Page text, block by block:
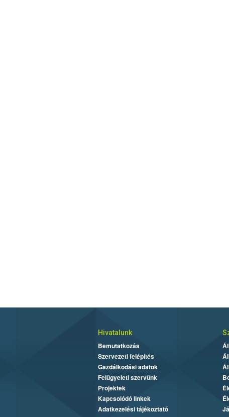
Hivatalunk
Bemutatkozás
Szervezeti felépítés
Gazdálkodási adatok
Felügyeleti szervünk
Projektek
Kapcsolódó linkek
Adatkezelési tájékoztató